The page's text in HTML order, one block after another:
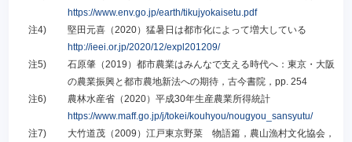
https://www.env.go.jp/earth/tikujyokaisetu.pdf
注4)
堅田元喜（2020）猛暑日は都市化によって増大している
http://ieei.or.jp/2020/12/expl201209/
注5)
石原肇（2019）都市農業はみんなで支える時代へ：東京・大阪
の農業振興と都市農地新法への期待，古今書院，pp. 254
注6)
農林水産省（2020）平成30年生産農業所得統計
https://www.maff.go.jp/j/tokei/kouhyou/nougyou_sansyutu/
注7)
大竹道茂（2009）江戸東京野菜 物語篇，農山漁村文化協会，